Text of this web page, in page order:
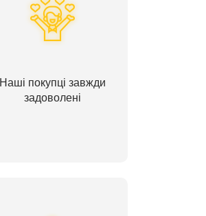
Наші покупці завжди
задоволені